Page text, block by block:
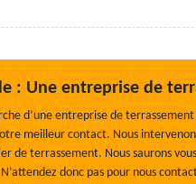
: Une entreprise de
d’une entreprise de
meilleur contact. Nous
de terrassement. Nous saurons
donc pas pour nous